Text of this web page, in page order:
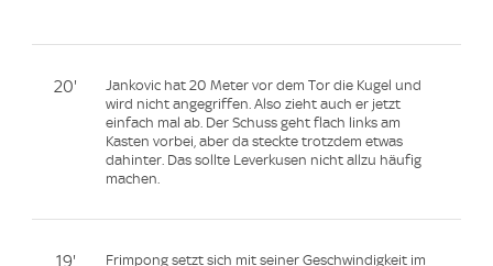
20'
Jankovic hat 20 Meter vor dem Tor die Kugel und
wird nicht angegriffen. Also zieht auch er jetzt
einfach mal ab. Der Schuss geht flach links am
Kasten vorbei, aber da steckte trotzdem etwas
dahinter. Das sollte Leverkusen nicht allzu häufig
machen.
19' Frimpong setzt sich mit seiner Geschwindigkeit im